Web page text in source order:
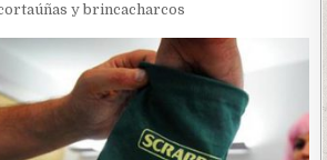
y brincacharcos